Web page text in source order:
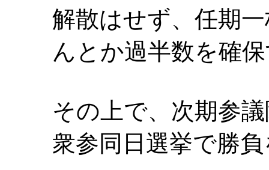
解散はせず、任期一
んとか過半数を確
その上で、次期参議
衆参同日選挙で勝負